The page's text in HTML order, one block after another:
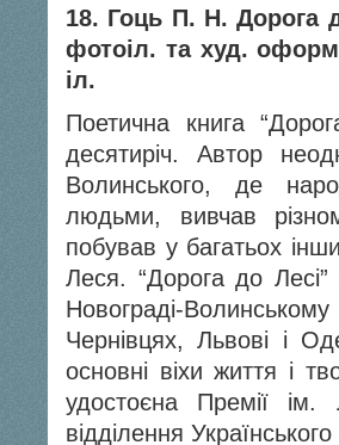
18. Гоць П. Н. Дорога
фотоіл. та худ.
іл.
Поетична книга
десятиріч. Автор
Волинського, де
людьми, вивчав
побував у багатьох
Леся. “Дорога до
Новограді-
Чернівцях, Львові і
основні віхи життя і
удостоєна Премії ім.
відділення